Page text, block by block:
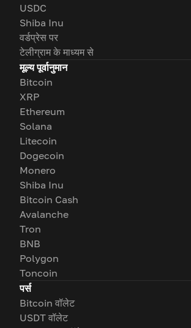
USDC
Shiba Inu
वर्डप्रेस पर
टेलीग्राम के माध्यम से
मूल्य पूर्वानुमान
Bitcoin
XRP
Ethereum
Solana
Litecoin
Dogecoin
Monero
Shiba Inu
Bitcoin Cash
Avalanche
Tron
BNB
Polygon
Toncoin
पर्स
Bitcoin वॉलेट
USDT वॉलेट